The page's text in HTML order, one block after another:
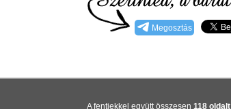
Megosztás
A fentiekkel együtt összesen 118 oldalt